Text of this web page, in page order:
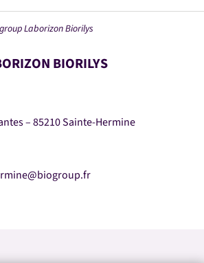
Laborizon Biorilys
BIORILYS
– 85210 Sainte-Hermine